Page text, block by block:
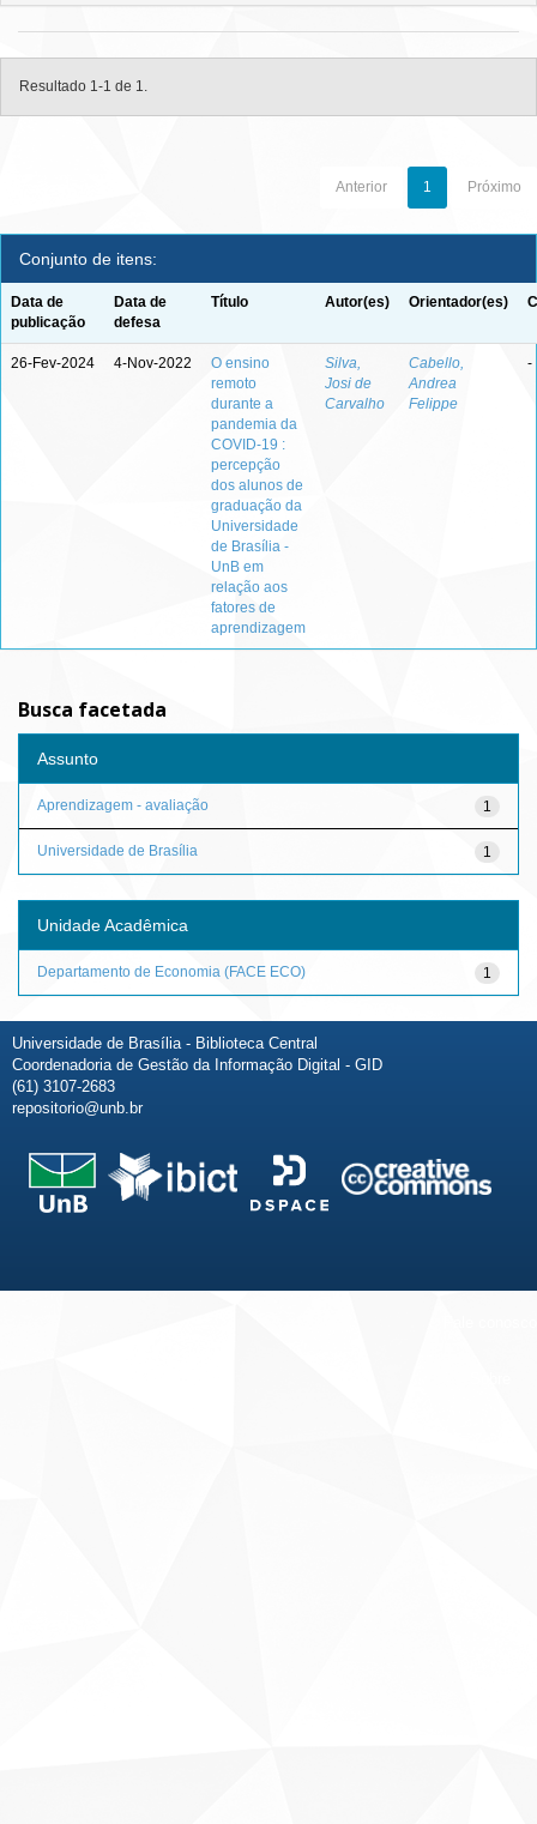
Resultado 1-1 de 1.
Anterior 1 Próximo
Conjunto de itens:
Data de
publicação
Data de
defesa
Título Autor(es) Orientador(es)
26-Fev-2024 4-Nov-2022
O ensino
remoto
durante a
pandemia da
COVID-19 :
percepção
dos alunos de
graduação da
Universidade
de Brasília -
UnB em
relação aos
fatores de
aprendizagem
Silva,
Josi de
Carvalho
Cabello,
Andrea
Felippe
-
Busca facetada
Assunto
1
Aprendizagem - avaliação
1
Universidade de Brasília
Unidade Acadêmica
1
Departamento de Economia (FACE ECO)
Universidade de Brasília - Biblioteca Central
Coordenadoria de Gestão da Informação Digital - GID
(61) 3107-2683
repositorio@unb.br